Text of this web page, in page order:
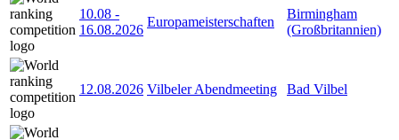
10.08 -
16.08.2026
Europameisterschaften
Birmingham
(Großbritannien)
12.08.2026 Vilbeler Abendmeeting Bad Vilbel